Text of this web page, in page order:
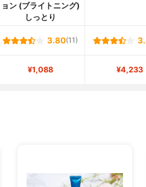
ョン (ブライトニング)
しっとり
3.80(11)
¥1,088 ¥4,233